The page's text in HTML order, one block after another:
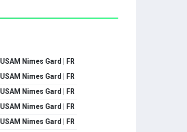
USAM Nimes Gard | FR
USAM Nimes Gard | FR
USAM Nimes Gard | FR
USAM Nimes Gard | FR
USAM Nimes Gard | FR